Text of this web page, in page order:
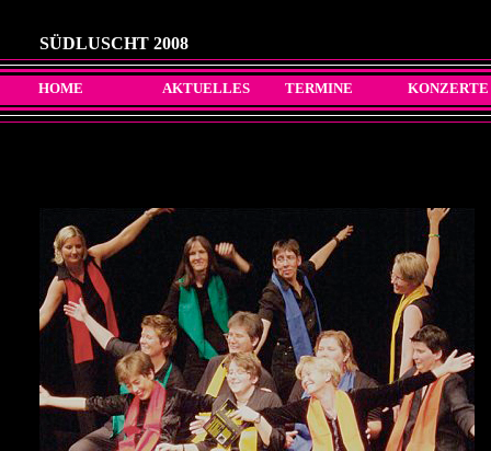
SÜDLUSCHT 2008
HOME AKTUELLES TERMINE KONZERTE